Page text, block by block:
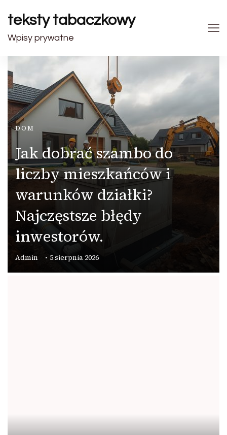
teksty tabaczkowy
Wpisy prywatne
DOM
Jak dobrać szambo do
liczby mieszkańców i
warunków działki?
Najczęstsze błędy
inwestorów.
Admin 5 sierpnia 2026